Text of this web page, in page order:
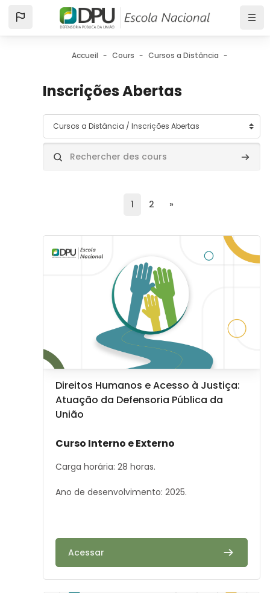
Passer au contenu principal
Accueil Cours Cursos a Distância
Inscrições Abertas
Catégories de cours
Rechercher des cours
1(current)
2 »
Page suivante
Image de cours" Direitos Humanos e Acesso à
Image de cours
Nom du cours
Direitos Humanos e Acesso à Justiça:
Atuação da Defensoria Pública da
União
Curso Interno e Externo
Carga horária: 28 horas.
Ano de desenvolvimento: 2025.
Acessar